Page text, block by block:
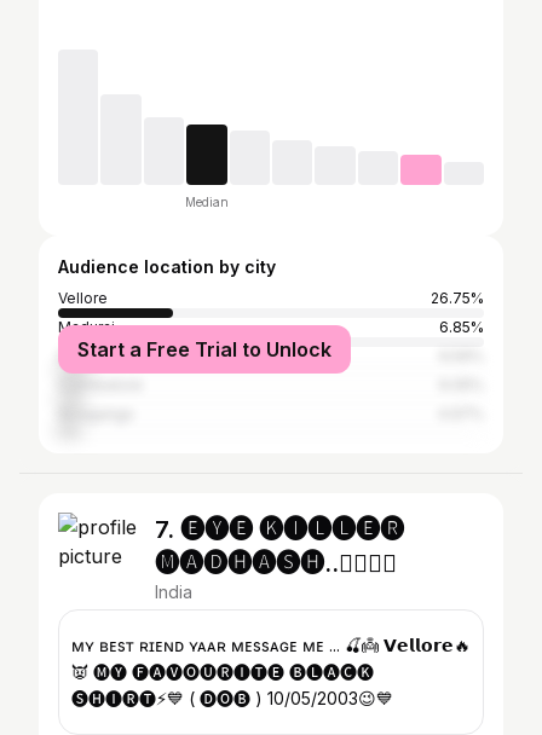
Median
Audience location by city
Vellore
26.75%
Madurai
6.85%
Dharmapuri
Start a Free Trial to Unlock
7. 🅔︎🅨︎🅔︎ 🅚︎🅘︎🅛︎🅛︎🅔︎🅡︎
🅜︎🅐︎🅓︎🅗︎🅐︎🅢︎🅗︎..❤️‍🔥🔕💬
India
ᴍʏ ʙᴇsᴛ ғʀɪᴇɴᴅ ʏᴀᴀʀ ᴍᴇssᴀɢᴇ ᴍᴇ ... 🍒👼 𝗩𝗲𝗹𝗹𝗼𝗿𝗲🔥
👿 🅜🅨 🅕🅐🅥🅞🅤🅡🅘🅣🅔 🅑🅛🅐🅒🅚
🅢🅗🅘🅡🅣⚡💙 ( 🅓🅞🅑 ) 10/05/2003😉💙